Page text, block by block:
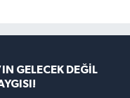
GELECEK DEĞİL